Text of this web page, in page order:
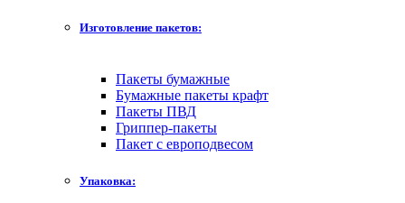
Изготовление пакетов:
Пакеты бумажные
Бумажные пакеты крафт
Пакеты ПВД
Гриппер-пакеты
Пакет с европодвесом
Упаковка: